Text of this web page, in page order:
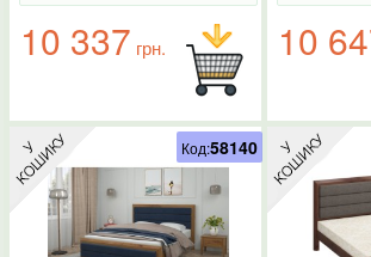
10 337 грн. 10
Код:58140